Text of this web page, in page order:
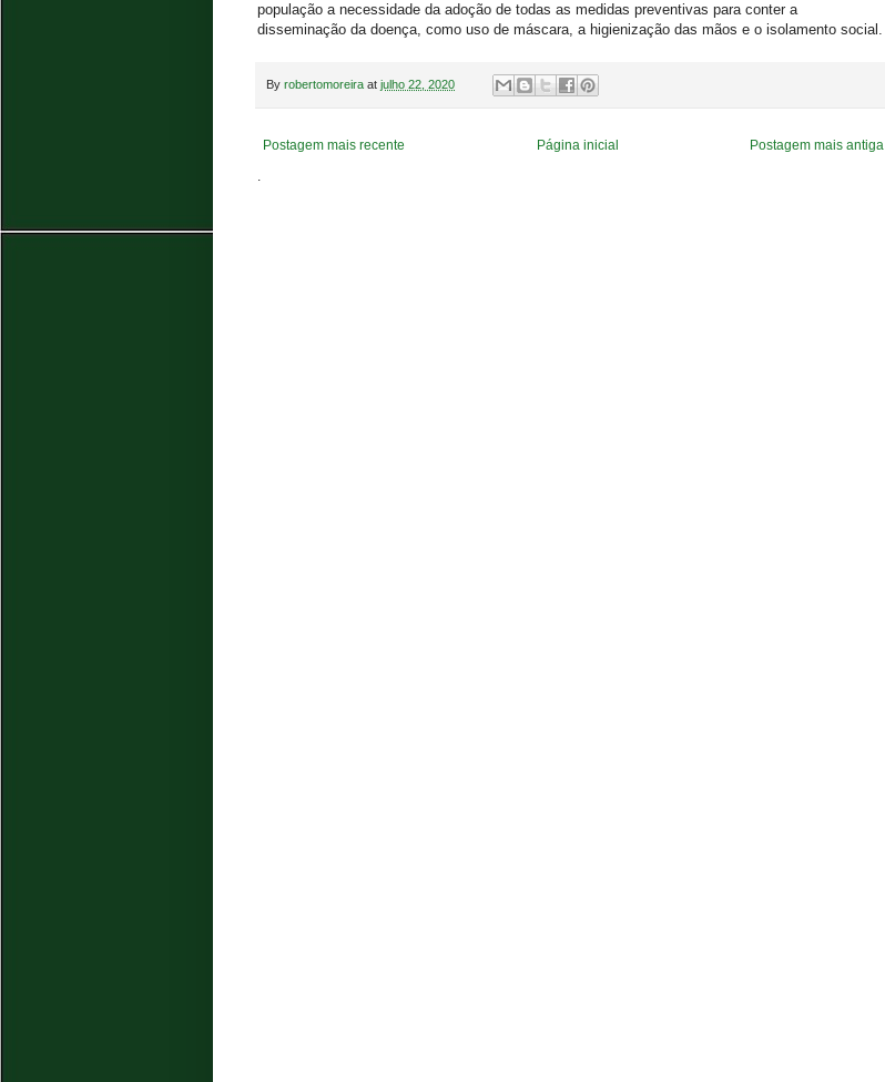
população a necessidade da adoção de todas as medidas preventivas para conter a
disseminação da doença, como uso de máscara, a higienização das mãos e o isolamento social.
By robertomoreira at julho 22, 2020
Postagem mais recente Postagem mais antiga
Página inicial
.